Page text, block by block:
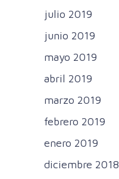
julio 2019
junio 2019
mayo 2019
abril 2019
marzo 2019
febrero 2019
enero 2019
diciembre 2018